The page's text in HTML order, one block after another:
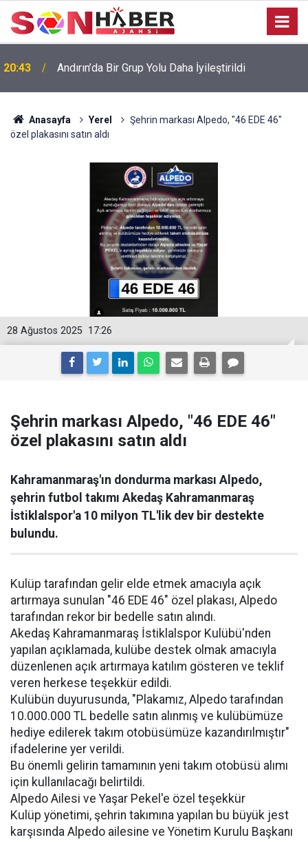
20:43 Andırın’da Bir Grup Yolu Daha İyileştirildi
Anasayfa Yerel
Şehrin markası Alpedo, "46 EDE 46"
özel plakasını satın aldı
17:26
28 Ağustos 2025
Şehrin markası Alpedo, "46 EDE 46"
özel plakasını satın aldı
Kahramanmaraş'ın dondurma markası Alpedo,
şehrin futbol takımı Akedaş Kahramanmaraş
İstiklalspor'a 10 milyon TL'lik dev bir destekte
bulundu.
Kulüp tarafından gelir elde etmek amacıyla açık
artırmaya sunulan "46 EDE 46" özel plakası, Alpedo
tarafından rekor bir bedelle satın alındı.
Akedaş Kahramanmaraş İstiklalspor Kulübü'nden
yapılan açıklamada, kulübe destek olmak amacıyla
düzenlenen açık artırmaya katılım gösteren ve teklif
veren herkese teşekkür edildi.
Kulübün duyurusunda, "Plakamız, Alpedo tarafından
10.000.000 TL bedelle satın alınmış ve kulübümüze
hediye edilerek takım otobüsümüze kazandırılmıştır"
ifadelerine yer verildi.
Bu önemli gelirin tamamının yeni takım otobüsü alımı
için kullanılacağı belirtildi.
Alpedo Ailesi ve Yaşar Pekel'e özel teşekkür
Kulüp yönetimi, şehrin takımına yapılan bu büyük jest
karşısında Alpedo ailesine ve Yönetim Kurulu Başkanı